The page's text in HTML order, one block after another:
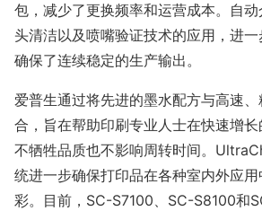
包，减少了更换频率和运营成本。自
头清洁以及喷嘴验证技术的应用，进一
确保了连续稳定的生产输出。
爱普生通过将先进的墨水配方与高速
合，旨在帮助印刷专业人士在快速增
不牺牲品质也不影响周转时间。
统进一步确保打印品在各种室内外应
彩。目前，SC-S7100、SC-S8100和